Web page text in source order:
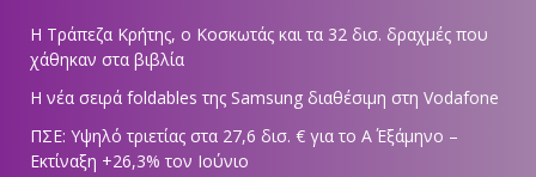
Η Τράπεζα Κρήτης, ο Κοσκωτάς και τα 32 δισ. δραχμές που
χάθηκαν στα βιβλία
Η νέα σειρά foldables της Samsung διαθέσιμη στη Vodafone
ΠΣΕ: Υψηλό τριετίας στα 27,6 δισ. € για το Α΄ Εξάμηνο –
Εκτίναξη +26,3% τον Ιούνιο